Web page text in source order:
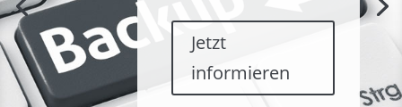
Jetzt
informieren